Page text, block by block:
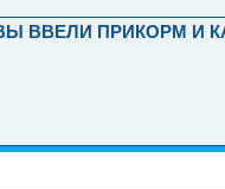
ВВЕЛИ ПРИКОРМ И